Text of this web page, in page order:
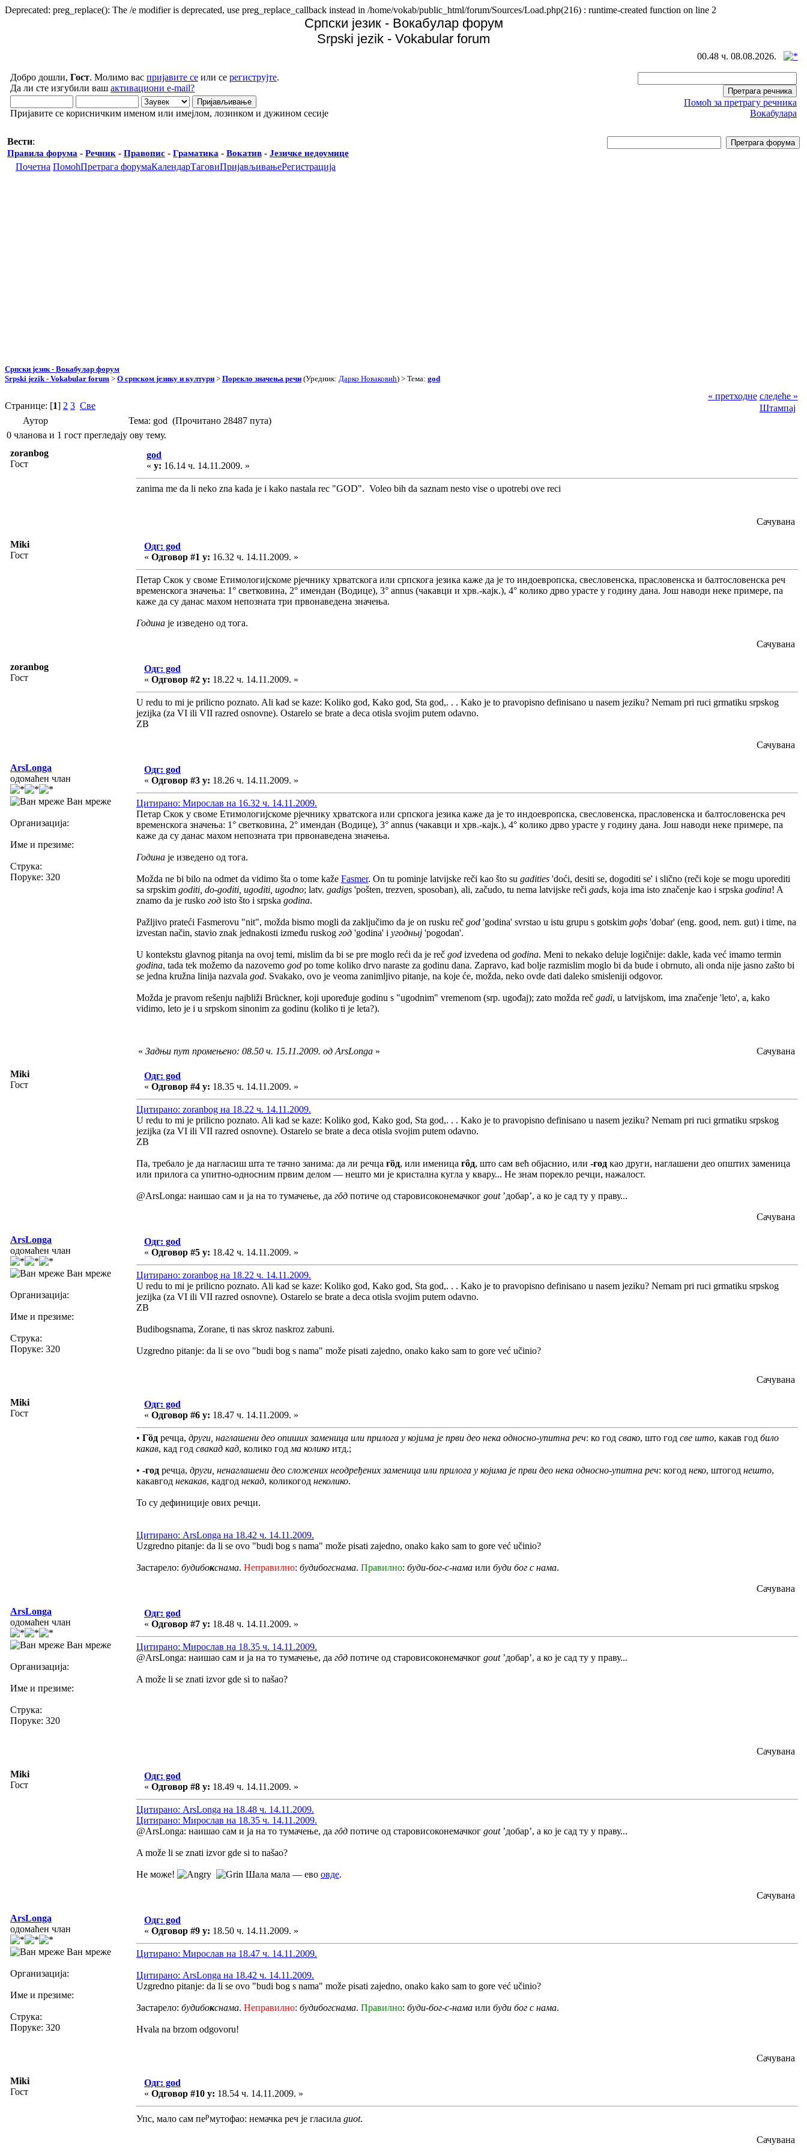
Deprecated: preg_replace(): The /e modifier is deprecated, use preg_replace_callback instead in /home/vokab/public_html/forum/Sources/Load.php(216) : runtime-created function on line 2
Српски језик - Вокабулар форум
Srpski jezik - Vokabular forum
00.48 ч. 08.08.2026.
Добро дошли, Гост. Молимо вас пријавите се или се региструјте.
Да ли сте изгубили ваш активациони e-mail?
Пријавите се корисничким именом или имејлом, лозинком и дужином сесије
Помоћ за претрагу речника
Вокабулара
Вести:
Правила форума - Речник - Правопис - Граматика - Вокатив - Језичке недоумице
Почетна ПомоћПретрага форумаКалендарТаговиПријављивањеРегистрација
Српски језик - Вокабулар форум
Srpski jezik - Vokabular forum > О српском језику и култури > Порекло значења речи (Уредник: Дарко Новаковић) > Тема: god
Странице: [1] 2 3 Све
« претходне следеће »
Штампај
Аутор
Тема: god (Прочитано 28487 пута)
0 чланова и 1 гост прегледају ову тему.
zoranbog
Гост
god
« у: 16.14 ч. 14.11.2009. »
zanima me da li neko zna kada je i kako nastala rec "GOD". Voleo bih da saznam nesto vise o upotrebi ove reci
Сачувана
Miki
Гост
Одг: god
« Одговор #1 у: 16.32 ч. 14.11.2009. »
Петар Скок у своме Етимологијскоме рјечнику хрватскога или српскога језика каже да је то индоевропска, свесловенска, прасловенска и балтословенска реч
временскога значења: 1° светковина, 2° имендан (Водице), 3° annus (чакавци и хрв.-кајк.), 4° колико дрво урасте у годину дана. Још наводи неке примере, па
каже да су данас махом непозната три првонаведена значења.
Година је изведено од тога.
Сачувана
zoranbog
Гост
Одг: god
« Одговор #2 у: 18.22 ч. 14.11.2009. »
U redu to mi je prilicno poznato. Ali kad se kaze: Koliko god, Kako god, Sta god,. . . Kako je to pravopisno definisano u nasem jeziku? Nemam pri ruci grmatiku srpskog
jezijka (za VI ili VII razred osnovne). Ostarelo se brate a deca otisla svojim putem odavno.
ZB
Сачувана
ArsLonga
одомаћен члан
Ван мреже
Организација:
Име и презиме:
Струка:
Поруке: 320
Одг: god
« Одговор #3 у: 18.26 ч. 14.11.2009. »
Цитирано: Мирослав на 16.32 ч. 14.11.2009.
Петар Скок у своме Етимологијскоме рјечнику хрватскога или српскога језика каже да је то индоевропска, свесловенска, прасловенска и балтословенска реч
временскога значења: 1° светковина, 2° имендан (Водице), 3° annus (чакавци и хрв.-кајк.), 4° колико дрво урасте у годину дана. Још наводи неке примере, па
каже да су данас махом непозната три првонаведена значења.
Година је изведено од тога.
Možda ne bi bilo na odmet da vidimo šta o tome kaže Fasmer. On tu pominje latvijske reči kao što su gadities 'doći, desiti se, dogoditi se' i slično (reči koje se mogu uporediti
sa srpskim goditi, do-goditi, ugoditi, ugodno; latv. gadigs 'pošten, trezven, sposoban), ali, začudo, tu nema latvijske reči gads, koja ima isto značenje kao i srpska godina! A
znamo da je rusko год isto što i srpska godina.
Pažljivo prateći Fasmerovu "nit", možda bismo mogli da zaključimo da je on rusku reč god 'godina' svrstao u istu grupu s gotskim goþs 'dobar' (eng. good, nem. gut) i time, na
izvestan način, stavio znak jednakosti između ruskog год 'godina' i угодныj 'pogodan'.
U kontekstu glavnog pitanja na ovoj temi, mislim da bi se pre moglo reći da je reč god izvedena od godina. Meni to nekako deluje logičnije: dakle, kada već imamo termin
godina, tada tek možemo da nazovemo god po tome koliko drvo naraste za godinu dana. Zapravo, kad bolje razmislim moglo bi da bude i obrnuto, ali onda nije jasno zašto bi
se jedna kružna linija nazvala god. Svakako, ovo je veoma zanimljivo pitanje, na koje će, možda, neko ovde dati daleko smisleniji odgovor.
Možda je pravom rešenju najbliži Brückner, koji upoređuje godinu s "ugodnim" vremenom (srp. ugođaj); zato možda reč gadi, u latvijskom, ima značenje 'leto', a, kako
vidimo, leto je i u srpskom sinonim za godinu (koliko ti je leta?).
« Задњи пут промењено: 08.50 ч. 15.11.2009. од ArsLonga » Сачувана
Miki
Гост
Одг: god
« Одговор #4 у: 18.35 ч. 14.11.2009. »
Цитирано: zoranbog на 18.22 ч. 14.11.2009.
U redu to mi je prilicno poznato. Ali kad se kaze: Koliko god, Kako god, Sta god,. . . Kako je to pravopisno definisano u nasem jeziku? Nemam pri ruci grmatiku srpskog
jezijka (za VI ili VII razred osnovne). Ostarelo se brate a deca otisla svojim putem odavno.
ZB
Па, требало је да нагласиш шта те тачно занима: да ли речца гȍд, или именица гȏд, што сам већ објаснио, или -год као други, наглашени део општих заменица
или прилога са упитно-односним првим делом — нешто ми је кристална кугла у квару... Не знам порекло речци, нажалост.
@ArsLonga: наишао сам и ја на то тумачење, да гȏд потиче од старовисоконемачког gout’добар’, а ко је сад ту у праву...
Сачувана
ArsLonga
одомаћен члан
Ван мреже
Организација:
Име и презиме:
Струка:
Поруке: 320
Одг: god
« Одговор #5 у: 18.42 ч. 14.11.2009. »
Цитирано: zoranbog на 18.22 ч. 14.11.2009.
U redu to mi je prilicno poznato. Ali kad se kaze: Koliko god, Kako god, Sta god,. . . Kako je to pravopisno definisano u nasem jeziku? Nemam pri ruci grmatiku srpskog
jezijka (za VI ili VII razred osnovne). Ostarelo se brate a deca otisla svojim putem odavno.
ZB
Budibogsnama, Zorane, ti nas skroz naskroz zabuni.
Uzgredno pitanje: da li se ovo "budi bog s nama" može pisati zajedno, onako kako sam to gore već učinio?
Сачувана
Miki
Гост
Одг: god
« Одговор #6 у: 18.47 ч. 14.11.2009. »
• Гȍд речца, други, наглашени део опиших заменица или прилога у којима је први део нека односно-упитна реч: ко год свако, што год све што, какав год било
какав, кад год свакад кад, колико год ма колико итд.;
• -год речца, други, ненаглашени део сложених неодређених заменица или прилога у којима је први део нека односно-упитна реч: когод неко, штогод нешто,
какавгод некакав, кадгод некад, коликогод неколико.
То су дефиниције ових речци.
Цитирано: ArsLonga на 18.42 ч. 14.11.2009.
Uzgredno pitanje: da li se ovo "budi bog s nama" može pisati zajedno, onako kako sam to gore već učinio?
Застарело: будибокснама. Неправилно: будибогснама. Правилно: буди-бог-с-нама или буди бог с нама.
Сачувана
ArsLonga
одомаћен члан
Ван мреже
Организација:
Име и презиме:
Струка:
Поруке: 320
Одг: god
« Одговор #7 у: 18.48 ч. 14.11.2009. »
Цитирано: Мирослав на 18.35 ч. 14.11.2009.
@ArsLonga: наишао сам и ја на то тумачење, да гȏд потиче од старовисоконемачког gout’добар’, а ко је сад ту у праву...
A može li se znati izvor gde si to našao?
Сачувана
Miki
Гост
Одг: god
« Одговор #8 у: 18.49 ч. 14.11.2009. »
Цитирано: ArsLonga на 18.48 ч. 14.11.2009.
Цитирано: Мирослав на 18.35 ч. 14.11.2009.
@ArsLonga: наишао сам и ја на то тумачење, да гȏд потиче од старовисоконемачког gout’добар’, а ко је сад ту у праву...
A može li se znati izvor gde si to našao?
Не може! Шала мала — ево овде.
Сачувана
ArsLonga
одомаћен члан
Ван мреже
Организација:
Име и презиме:
Струка:
Поруке: 320
Одг: god
« Одговор #9 у: 18.50 ч. 14.11.2009. »
Цитирано: Мирослав на 18.47 ч. 14.11.2009.
Цитирано: ArsLonga на 18.42 ч. 14.11.2009.
Uzgredno pitanje: da li se ovo "budi bog s nama" može pisati zajedno, onako kako sam to gore već učinio?
Застарело: будибокснама. Неправилно: будибогснама. Правилно: буди-бог-с-нама или буди бог с нама.
Hvala na brzom odgovoru!
Сачувана
Miki
Гост
Одг: god
« Одговор #10 у: 18.54 ч. 14.11.2009. »
Упс, мало сам пермутофао: немачка реч је гласила guot.
Сачувана